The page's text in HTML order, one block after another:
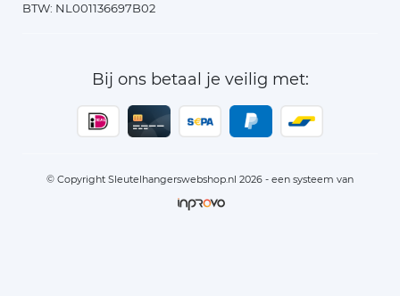
BTW: NL001136697B02
Bij ons betaal je veilig met:
© Copyright Sleutelhangerswebshop.nl 2026 - een systeem van